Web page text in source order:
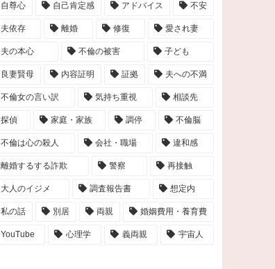
自尊心 自己肯定感 アドバイス 不安
夫依存 離婚 修復 愛され妻
夫の本心 不倫の被害 子ども
良妻賢母 内容証明 証拠 夫への不満
不倫女の言い訳 気持ち重視 相談先
探偵 家庭・家族 調停 不倫脳
不倫は心の殺人 会社・職場 違和感
離婚するする詐欺 警察 再接触
大人のイジメ 調査報告書 想定内
私の話 別居 両親 婚姻費用・養育費
YouTube 心理学 義両親 宇宙人